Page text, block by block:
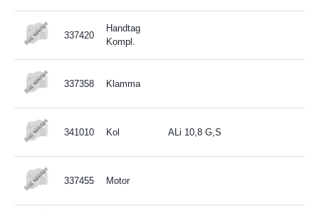
337420
Handtag
Kompl.
337358 Klamma
341010 Kol ALi 10,8 G,S
337455 Motor